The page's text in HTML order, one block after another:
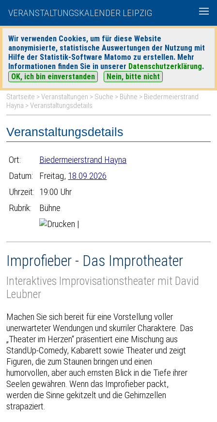
VERANSTALTUNGSKALENDER LEIPZIG
Wir verwenden Cookies, um für diese Website
anonymisierte, statistische Auswertungen der Nutzung mit
Hilfe der Statistik-Software Matomo zu erstellen. Mehr
Informationen finden Sie in unserer Datenschutzerklärung.
OK, ich bin einverstanden
Nein, bitte nicht
heute|morgen| Detaillierte Suche
Startseite >Veranstaltungen > Suche > Bühne > Biedermeierstrand
Hayna > Veranstaltungsdetails
Veranstaltungsdetails
Ort:
Biedermeierstrand Hayna
Datum:
Freitag, 18.09.2026
Uhrzeit: 19:00 Uhr
Rubrik:
Bühne
|
Improfieber - Das Improtheater
Interaktives Improvisationstheater mit David
Leubner
Machen Sie sich bereit für eine Vorstellung voller
unerwarteter Wendungen und skurriler Charaktere. Das
„Theater im Herzen“ präsentiert eine Mischung aus
StandUp-Comedy, Kabarett sowie Theater und zeigt
Figuren, die zum Staunen bringen und einen
humorvollen, aber auch ernsten Blick in die Tiefe ihrer
Seelen gewähren. Wenn das Improfieber packt,
werden die Sinne gekitzelt und die Gehirnzellen
strapaziert.